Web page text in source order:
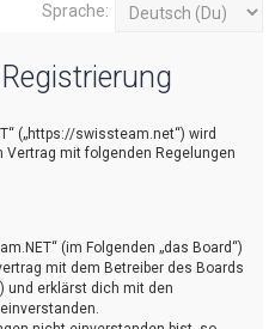
Sprache:
(„https://swissteam.net“) wird
mit folgenden Regelungen
(im Folgenden „das Board“)
mit dem Betreiber des Boards
und erklärst dich mit den